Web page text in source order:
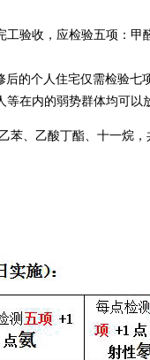
验收，应检验五项：甲
的个人住宅仅需检验七
在内的弱势群体均可以
苯、乙酸丁酯、十一烷